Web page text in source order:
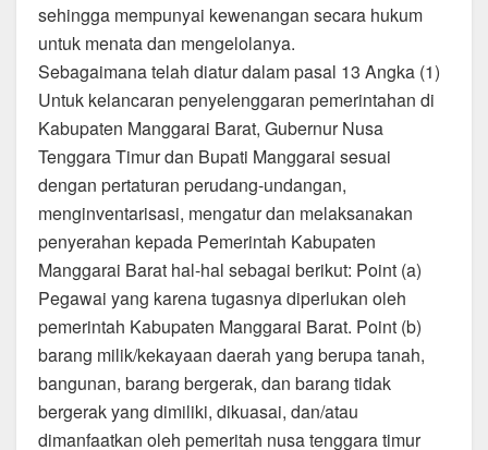
sehingga mempunyai kewenangan secara hukum
untuk menata dan mengelolanya.
Sebagaimana telah diatur dalam pasal 13 Angka (1)
Untuk kelancaran penyelenggaran pemerintahan di
Kabupaten Manggarai Barat, Gubernur Nusa
Tenggara Timur dan Bupati Manggarai sesuai
dengan pertaturan perudang-undangan,
menginventarisasi, mengatur dan melaksanakan
penyerahan kepada Pemerintah Kabupaten
Manggarai Barat hal-hal sebagai berikut: Point (a)
Pegawai yang karena tugasnya diperlukan oleh
pemerintah Kabupaten Manggarai Barat. Point (b)
barang milik/kekayaan daerah yang berupa tanah,
bangunan, barang bergerak, dan barang tidak
bergerak yang dimiliki, dikuasai, dan/atau
dimanfaatkan oleh pemeritah nusa tenggara timur